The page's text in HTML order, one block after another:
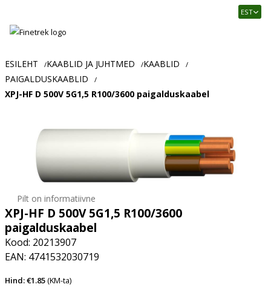
Usaldusväärne
ja
tööstusautomaatika
pood
EST
ESILEHT /KAABLID JA JUHTMED /KAABLID /
PAIGALDUSKAABLID /
XPJ-HF D 500V 5G1,5 R100/3600 paigalduskaabel
Pilt on informatiivne
XPJ-HF D 500V 5G1,5 R100/3600
paigalduskaabel
Kood: 20213907
EAN: 4741532030719
Hind: €1.85(KM-ta)